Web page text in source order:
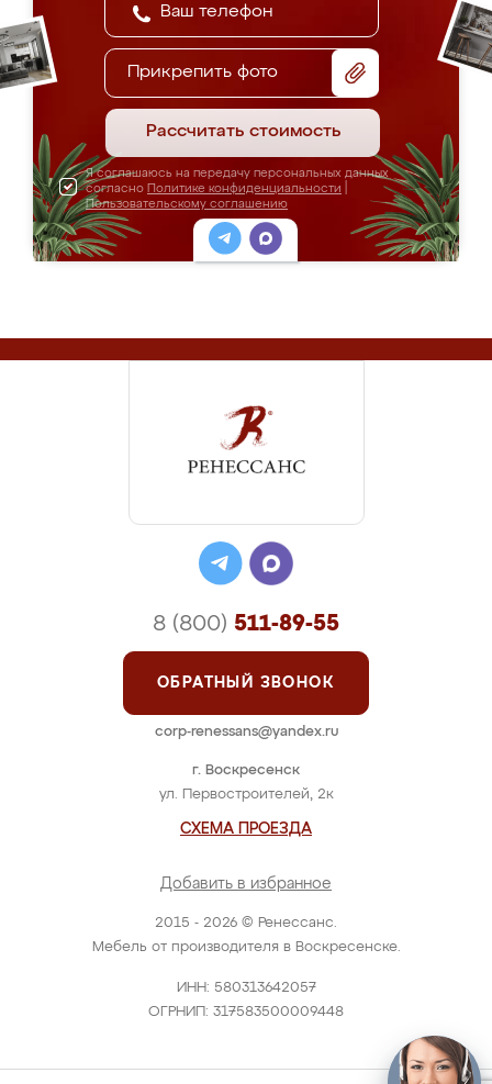
Прикрепить фото
Рассчитать стоимость
Я соглашаюсь на передачу персональных данных
согласно Политике конфиденциальности
Пользовательскому соглашению
2015 - 2026 © Ренессанс.
Мебель от производителя в Воскресенске.
ИНН: 580313642057
ОГРНИП: 317583500009448
г. Воскресенск
ул. Первостроителей, 2к
СХЕМА ПРОЕЗДА
Добавить в избранное
8 (800) 511-89-55
ОБРАТНЫЙ ЗВОНОК
corp-renessans@yandex.ru